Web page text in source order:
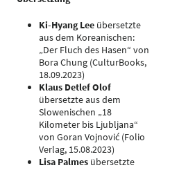
Ki-Hyang Lee übersetzte
aus dem Koreanischen:
„Der Fluch des Hasen“ von
Bora Chung (CulturBooks,
18.09.2023)
Klaus Detlef Olof
übersetzte aus dem
Slowenischen „18
Kilometer bis Ljubljana“
von Goran Vojnović (Folio
Verlag, 15.08.2023)
Lisa Palmes übersetzte